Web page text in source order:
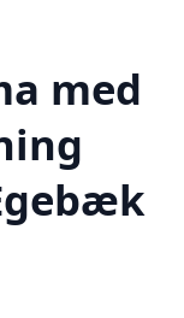
med